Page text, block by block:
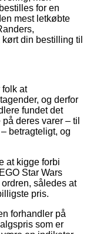
for en
mest letkøbte
din bestilling til
at
og derfor
fundet det
deres varer – til
betragteligt, og
at kigge forbi
Star Wars
således at
pris.
forhandler på
som er